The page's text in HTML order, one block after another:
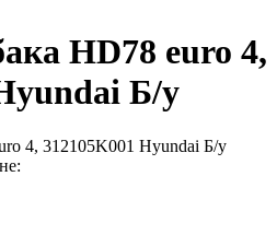
HD78 euro 4,
Б/у